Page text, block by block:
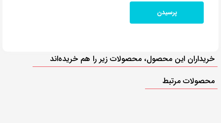
خریداران این محصول، محصولات زیر را هم خریده‌اند
محصولات مرتبط